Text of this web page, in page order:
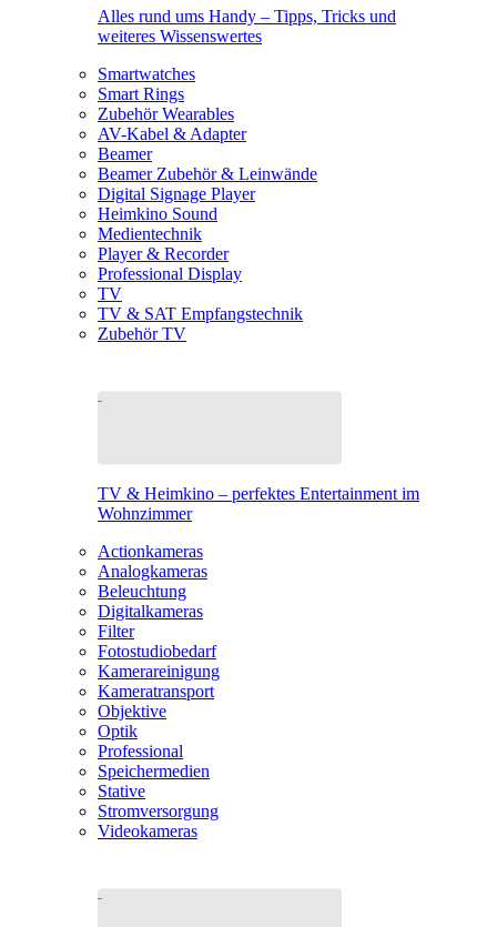
Alles rund ums Handy – Tipps, Tricks und
weiteres Wissenswertes
Smartwatches
Smart Rings
Zubehör Wearables
AV-Kabel & Adapter
Beamer
Beamer Zubehör & Leinwände
Digital Signage Player
Heimkino Sound
Medientechnik
Player & Recorder
Professional Display
TV
TV & SAT Empfangstechnik
Zubehör TV
TV & Heimkino – perfektes Entertainment im
Wohnzimmer
Actionkameras
Analogkameras
Beleuchtung
Digitalkameras
Filter
Fotostudiobedarf
Kamerareinigung
Kameratransport
Objektive
Optik
Professional
Speichermedien
Stative
Stromversorgung
Videokameras